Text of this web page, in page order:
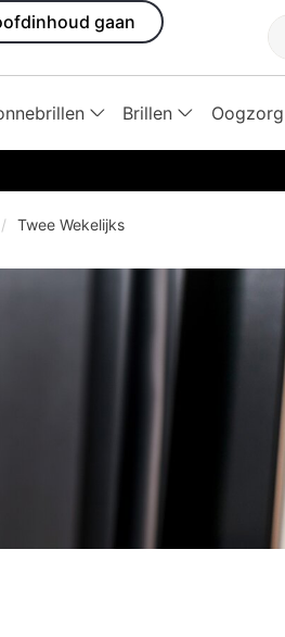
gaan
Brillen Oogzorg
Twee Wekelijks